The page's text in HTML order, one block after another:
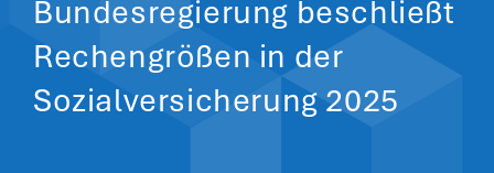
Bundesregierung beschließt
Rechengrößen in der
Sozialversicherung 2025